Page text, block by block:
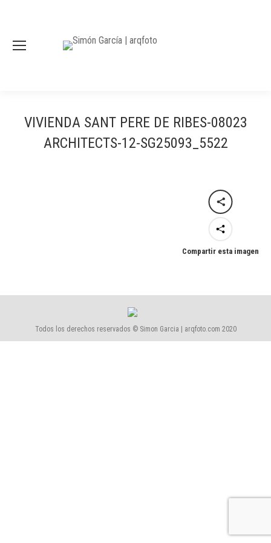
VIVIENDA SANT PERE DE RIBES-08023
ARCHITECTS-12-SG25093_5522
Compartir esta imagen
Todos los derechos reservados © Simon Garcia | arqfoto.com 2020